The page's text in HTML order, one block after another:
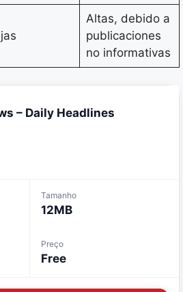
Altas, debido a
publicaciones
no informativas
– Daily Headlines
Tamanho
12MB
Preço
Free